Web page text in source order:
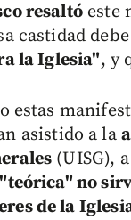
resaltóeste
castidad
la Iglesia", y
estas
asistido a la
(UISG),
no
de la